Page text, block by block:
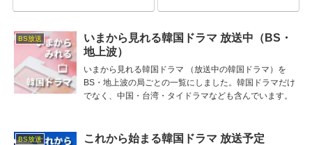
BS放送
いまから見れる韓国ドラマ 放送中（BS・
地上波）
いまから見れる韓国ドラマ （放送中の韓国ドラマ）を
BS・地上波の局ごとの一覧にしました。韓国ドラマだけ
でなく、中国・台湾・タイドラマなども含んでいます。
BS放送
これから始まる韓国ドラマ 放送予定